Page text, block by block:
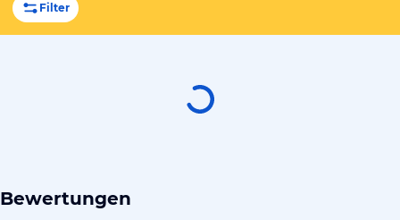
Filter
Bewertungen